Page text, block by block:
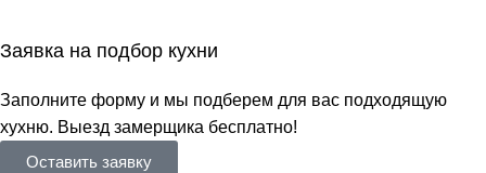
Заявка на подбор кухни
Заполните форму и мы подберем для вас подходящую
хухню. Выезд замерщика бесплатно!
Оставить заявку